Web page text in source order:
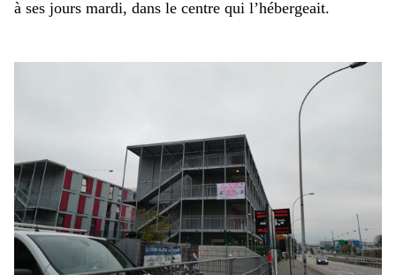
à ses jours mardi, dans le centre qui l’hébergeait.